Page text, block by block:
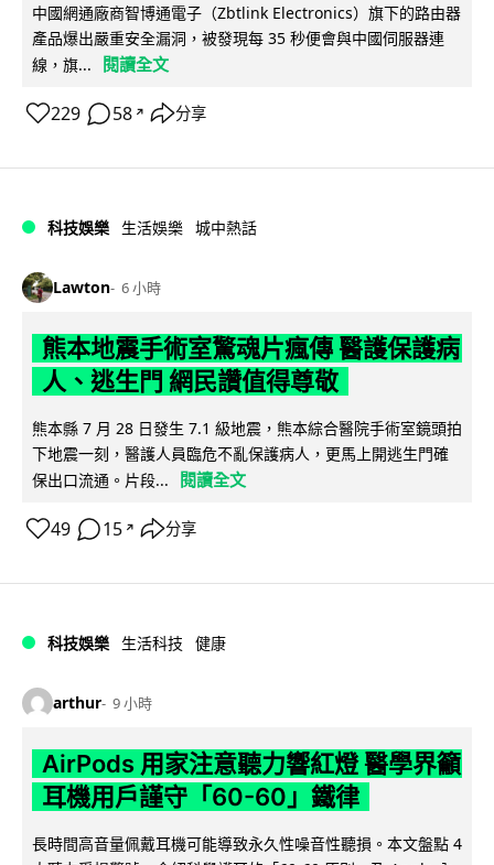
中國網通廠商智博通電子（Zbtlink Electronics）旗下的路由器
產品爆出嚴重安全漏洞，被發現每 35 秒便會與中國伺服器連
線，旗...
閱讀全文
229 58 ↗ 分享
科技娛樂 生活娛樂 城中熱話
Lawton 6 小時
熊本地震手術室驚魂片瘋傳 醫護保護病
人、逃生門 網民讚值得尊敬
熊本縣 7 月 28 日發生 7.1 級地震，熊本綜合醫院手術室鏡頭拍
下地震一刻，醫護人員臨危不亂保護病人，更馬上開逃生門確
保出口流通。片段...
閱讀全文
49 15 ↗ 分享
科技娛樂 生活科技 健康
arthur 9 小時
AirPods 用家注意聽力響紅燈 醫學界籲
耳機用戶謹守「60-60」鐵律
長時間高音量佩戴耳機可能導致永久性噪音性聽損。本文盤點 4